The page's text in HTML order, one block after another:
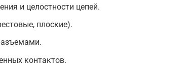
и целостности цепей.
плоские).
контактов.